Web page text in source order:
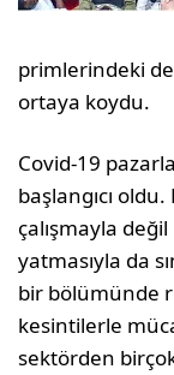
primlerindeki
ortaya koydu.
Covid-19
başlangıcı
çalışmayla
yatmasıyla da
bir bölümünde
kesintilerle
sektörden